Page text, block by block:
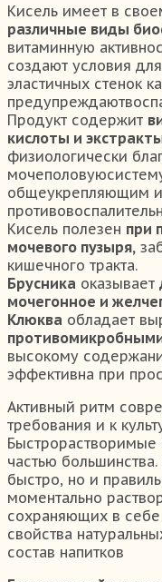
Кисель имеет в
различные виды
витаминную
создают условия
эластичных стенок
Продукт содержит
кислоты и
физиологически
общеукрепляющим и
Кисель полезен при
мочевого пузыря,
кишечного тракта.
Брусника оказывает
мочегонное и
Клюква обладает
высокому
эффективна при
Активный ритм
требования и к
частью
быстро, но и
моментально
сохраняющих в
свойства
состав напитков